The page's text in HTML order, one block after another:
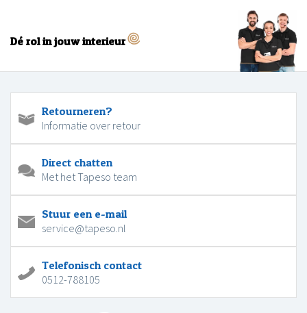
Dé rol in jouw interieur
Retourneren?
Informatie over retour
Direct chatten
Met het Tapeso team
Stuur een e-mail
service@tapeso.nl
Telefonisch contact
0512-788105